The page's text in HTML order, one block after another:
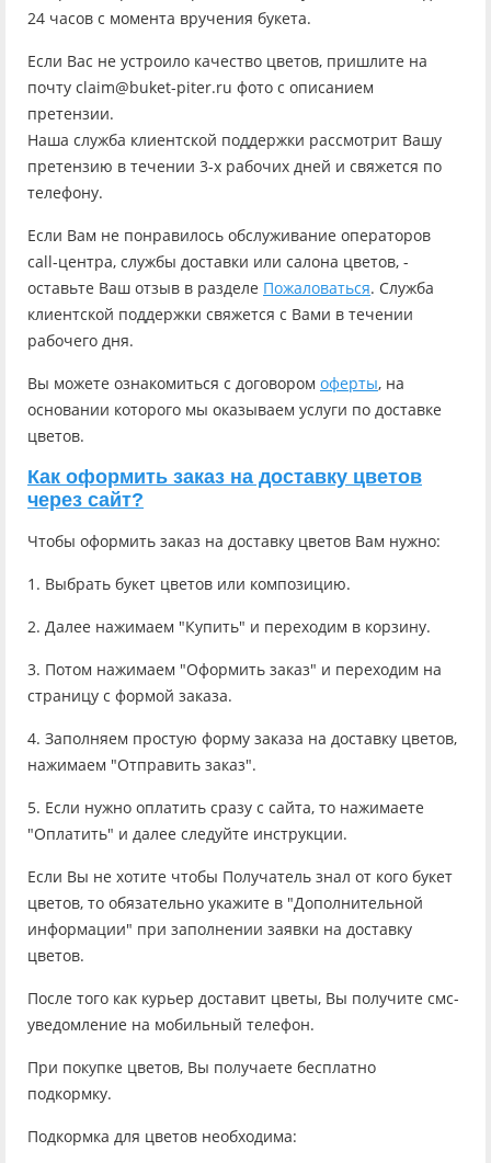
24 часов с момента вручения букета.
Если Вас не устроило качество цветов, пришлите на
почту claim@buket-piter.ru фото с описанием
претензии.
Наша служба клиентской поддержки рассмотрит Вашу
претензию в течении 3-х рабочих дней и свяжется по
телефону.
Если Вам не понравилось обслуживание операторов
call-центра, службы доставки или салона цветов, -
оставьте Ваш отзыв в разделе Пожаловаться. Служба
клиентской поддержки свяжется с Вами в течении
рабочего дня.
Вы можете ознакомиться с договором оферты, на
основании которого мы оказываем услуги по доставке
цветов.
Как оформить заказ на доставку цветов
через сайт?
Чтобы оформить заказ на доставку цветов Вам нужно:
1. Выбрать букет цветов или композицию.
2. Далее нажимаем "Купить" и переходим в корзину.
3. Потом нажимаем "Оформить заказ" и переходим на
страницу с формой заказа.
4. Заполняем простую форму заказа на доставку цветов,
нажимаем "Отправить заказ".
5. Если нужно оплатить сразу с сайта, то нажимаете
"Оплатить" и далее следуйте инструкции.
Если Вы не хотите чтобы Получатель знал от кого букет
цветов, то обязательно укажите в "Дополнительной
информации" при заполнении заявки на доставку
цветов.
После того как курьер доставит цветы, Вы получите смс-
уведомление на мобильный телефон.
При покупке цветов, Вы получаете бесплатно
подкормку.
Подкормка для цветов необходима: